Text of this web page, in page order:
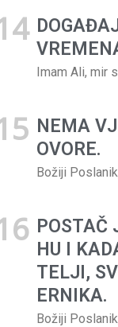
Imam Ali, mir
NEMA
OVORE.
Božiji
POSTAČ
HU I
TELJI,
ERNIKA.
Božiji